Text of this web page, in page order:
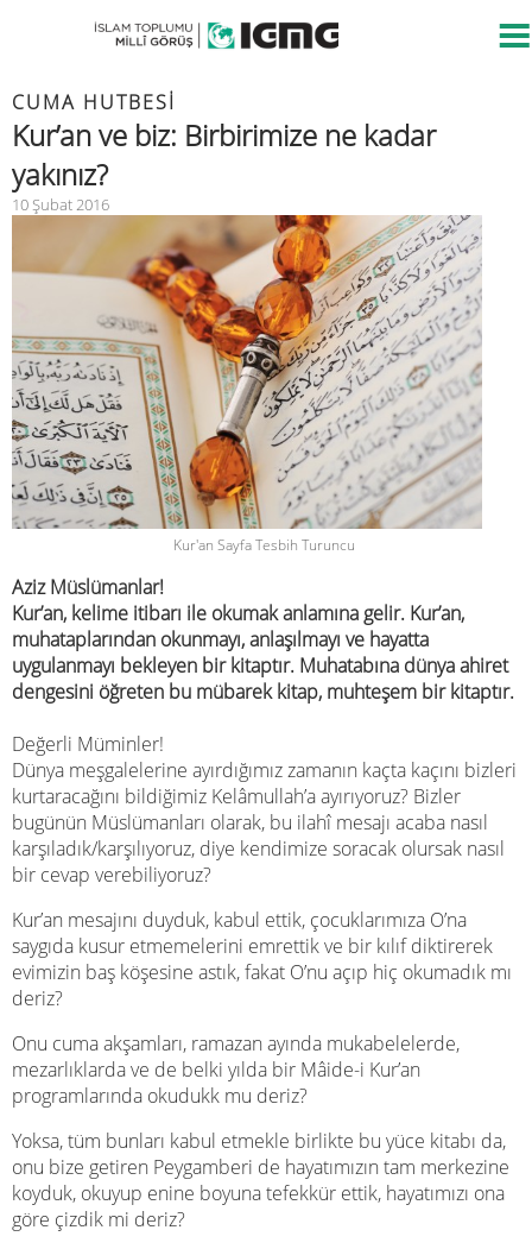
CUMA HUTBESİ
Kur’an ve biz: Birbirimize ne kadar
yakınız?
10 Şubat 2016
Kur'an Sayfa Tesbih Turuncu
Aziz Müslümanlar!
Kur’an, kelime itibarı ile okumak anlamına gelir. Kur’an,
muhataplarından okunmayı, anlaşılmayı ve hayatta
uygulanmayı bekleyen bir kitaptır. Muhatabına dünya ahiret
dengesini öğreten bu mübarek kitap, muhteşem bir kitaptır.
Değerli Müminler!
Dünya meşgalelerine ayırdığımız zamanın kaçta kaçını bizleri
kurtaracağını bildiğimiz Kelâmullah’a ayırıyoruz? Bizler
bugünün Müslümanları olarak, bu ilahî mesajı acaba nasıl
karşıladık/karşılıyoruz, diye kendimize soracak olursak nasıl
bir cevap verebiliyoruz?
Kur’an mesajını duyduk, kabul ettik, çocuklarımıza O’na
saygıda kusur etmemelerini emrettik ve bir kılıf diktirerek
evimizin baş köşesine astık, fakat O’nu açıp hiç okumadık mı
deriz?
Onu cuma akşamları, ramazan ayında mukabelelerde,
mezarlıklarda ve de belki yılda bir Mâide-i Kur’an
programlarında okudukk mu deriz?
Yoksa, tüm bunları kabul etmekle birlikte bu yüce kitabı da,
onu bize getiren Peygamberi de hayatımızın tam merkezine
koyduk, okuyup enine boyuna tefekkür ettik, hayatımızı ona
göre çizdik mi deriz?